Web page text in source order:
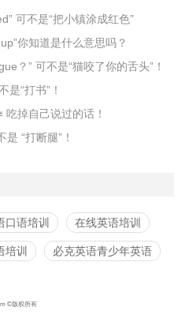
可不是“把小镇涂成红色”
你知道是什么意思吗？
？” 可不是“猫咬了你的舌头”！
是“打书”！
吃掉自己说过的话！
“打断腿”！
口语培训 在线英语培训
培训 必克英语青少年英语
©版权所有